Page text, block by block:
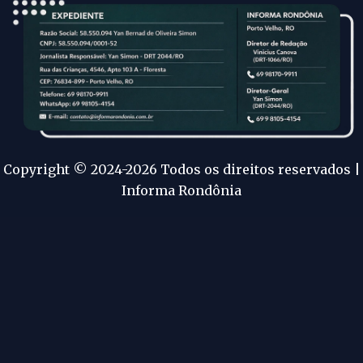
Copyright © 2024-2026 Todos os direitos reservados |
Informa Rondônia